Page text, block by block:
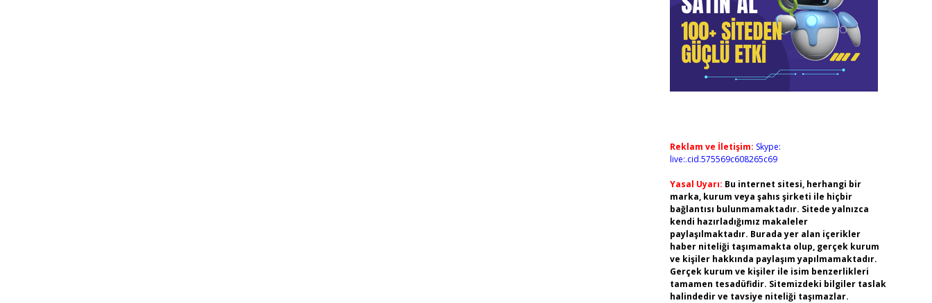
Reklam ve İletişim: Skype:
live:.cid.575569c608265c69
Yasal Uyarı: Bu internet sitesi, herhangi bir
marka, kurum veya şahıs şirketi ile hiçbir
bağlantısı bulunmamaktadır. Sitede yalnızca
kendi hazırladığımız makaleler
paylaşılmaktadır. Burada yer alan içerikler
haber niteliği taşımamakta olup, gerçek kurum
ve kişiler hakkında paylaşım yapılmamaktadır.
Gerçek kurum ve kişiler ile isim benzerlikleri
tamamen tesadüfidir. Sitemizdeki bilgiler taslak
halindedir ve tavsiye niteliği taşımazlar.